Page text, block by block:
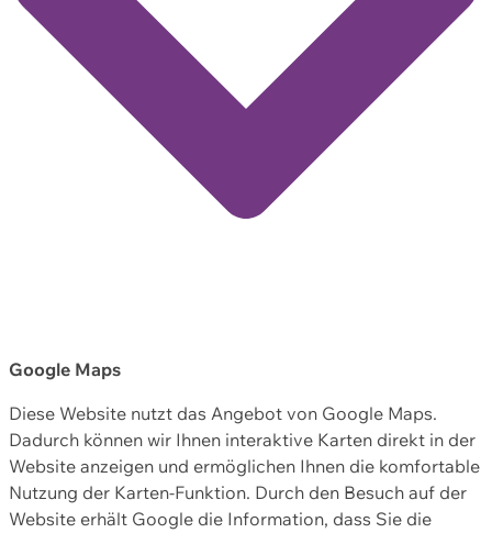
Google Maps
Diese Website nutzt das Angebot von Google Maps.
Dadurch können wir Ihnen interaktive Karten direkt in der
Website anzeigen und ermöglichen Ihnen die komfortable
Nutzung der Karten-Funktion. Durch den Besuch auf der
Website erhält Google die Information, dass Sie die